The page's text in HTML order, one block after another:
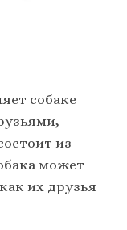
собаке
из
может
их друзья